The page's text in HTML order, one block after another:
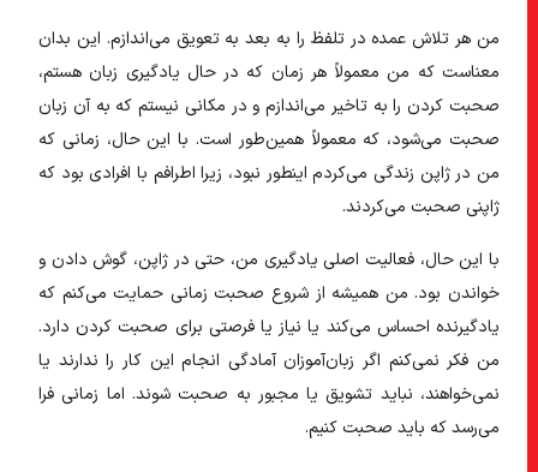
من هر تلاش عمده در تلفظ را به بعد به تعویق می‌اندازم. این بدان
معناست که من معمولاً هر زمان که در حال یادگیری زبان هستم،
صحبت کردن را به تاخیر می‌اندازم و در مکانی نیستم که به آن زبان
صحبت می‌شود، که معمولاً همین‌طور است. با این حال، زمانی که
من در ژاپن زندگی می‌کردم اینطور نبود، زیرا اطرافم با افرادی بود که
ژاپنی صحبت می‌کردند.
با این حال، فعالیت اصلی یادگیری من، حتی در ژاپن، گوش دادن و
خواندن بود. من همیشه از شروع صحبت زمانی حمایت می‌کنم که
یادگیرنده احساس می‌کند یا نیاز یا فرصتی برای صحبت کردن دارد.
من فکر نمی‌کنم اگر زبان‌آموزان آمادگی انجام این کار را ندارند یا
نمی‌خواهند، نباید تشویق یا مجبور به صحبت شوند. اما زمانی فرا
می‌رسد که باید صحبت کنیم.